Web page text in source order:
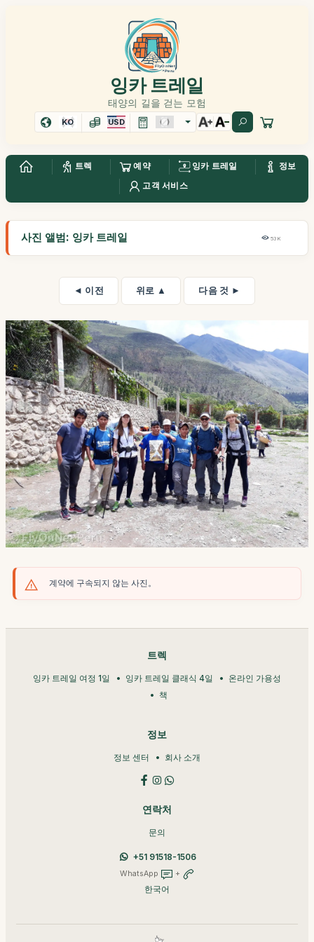
잉카 트레일
태양의 길을 걷는 모험
KO USD
트렉 예약 잉카 트레일
정보
고객 서비스
사진 앨범: 잉카 트레일 53K
◄ 이전 위로 ▲ 다음 것 ►
계약에 구속되지 않는 사진。
트렉
잉카 트레일 여정 1일 잉카 트레일 클래식 4일
온라인 가용성
책
정보
정보 센터 회사 소개
연락처
문의
+51 91518-1506
WhatsApp +
한국어